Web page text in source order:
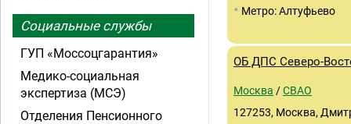
• Метро: Алтуфьево
ОБ ДПС Северо-
Москва /СВАО
127253, Москва,
Социальные службы
ГУП «Моссоцгарантия»
Медико-социальная
экспертиза (МСЭ)
Отделения Пенсионного